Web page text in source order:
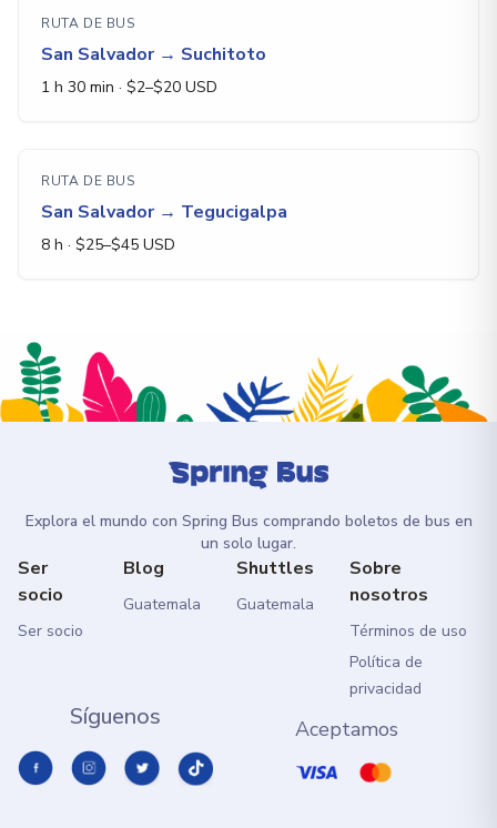
RUTA DE BUS
San Salvador→ Suchitoto
1 h 30 min · $2–$20 USD
RUTA DE BUS
San Salvador→ Tegucigalpa
8 h · $25–$45 USD
Explora el mundo con Spring Bus comprando boletos de bus en
un solo lugar.
Ser
socio
Ser socio
Blog
Guatemala
Shuttles
Guatemala
Sobre
nosotros
Términos de uso
Política de
privacidad
Síguenos Aceptamos